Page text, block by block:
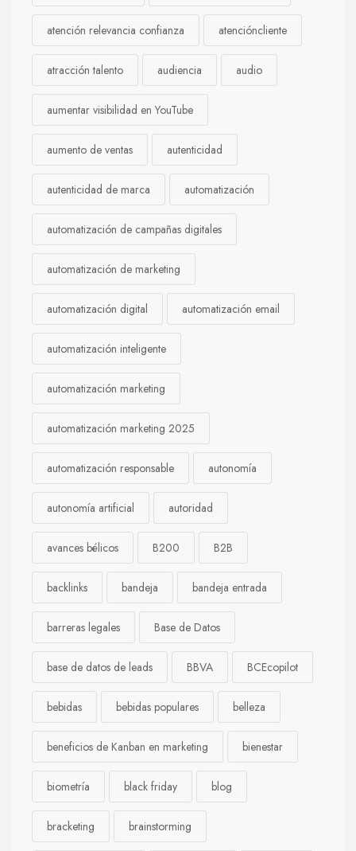
atención relevancia confianza atencióncliente
atracción talento audiencia audio
aumentar visibilidad en YouTube
aumento de ventas autenticidad
autenticidad de marca automatización
automatización de campañas digitales
automatización de marketing
automatización digital automatización email
automatización inteligente
automatización marketing
automatización marketing 2025
automatización responsable autonomía
autonomía artificial autoridad
avances bélicos B200 B2B
backlinks bandeja bandeja entrada
barreras legales Base de Datos
base de datos de leads BBVA BCEcopilot
bebidas bebidas populares belleza
beneficios de Kanban en marketing bienestar
biometría black friday blog
bracketing brainstorming